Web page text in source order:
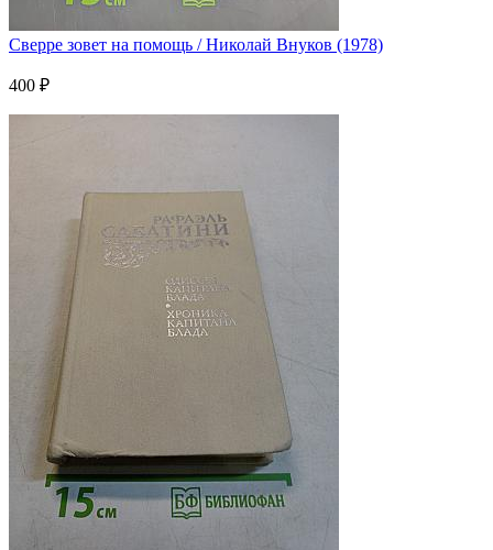
Сверре зовет на помощь / Николай Внуков (1978)
400 ₽